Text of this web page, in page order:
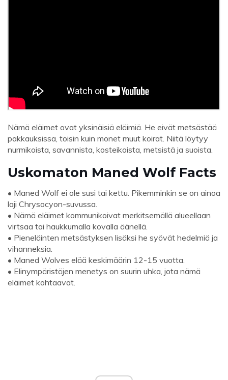
Nämä eläimet ovat yksinäisiä eläimiä. He eivät metsästää
pakkauksissa, toisin kuin monet muut koirat. Niitä löytyy
nurmikoista, savannista, kosteikoista, metsistä ja suoista.
Uskomaton Maned Wolf Facts
• Maned Wolf ei ole susi tai kettu. Pikemminkin se on ainoa
laji Chrysocyon-suvussa.
• Nämä eläimet kommunikoivat merkitsemällä alueellaan
virtsaa tai haukkumalla kovalla äänellä.
• Pieneläinten metsästyksen lisäksi he syövät hedelmiä ja
vihanneksia.
• Maned Wolves elää keskimäärin 12-15 vuotta.
• Elinympäristöjen menetys on suurin uhka, jota nämä
eläimet kohtaavat.